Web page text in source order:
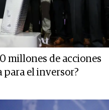
millones de acciones
para el inversor?